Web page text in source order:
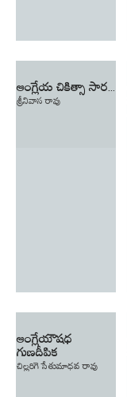
ఆంగ్లేయ చికిత్సా సార...
శ్రీనివాస రావు
ఆంగ్లేయౌషధ
గుణదీపిక
చిల్లరిగె సేతుమాధవ రావు